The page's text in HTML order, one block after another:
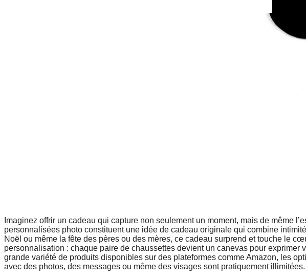
Imaginez offrir un cadeau qui capture non seulement un moment, mais de même
personnalisées photo constituent une idée de cadeau originale qui combine
Noël ou même la fête des pères ou des mères, ce cadeau surprend et touche le
personnalisation : chaque paire de chaussettes devient un canevas pour exprimer
grande variété de produits disponibles sur des plateformes comme Amazon, les
avec des photos, des messages ou même des visages sont pratiquement illimitées.